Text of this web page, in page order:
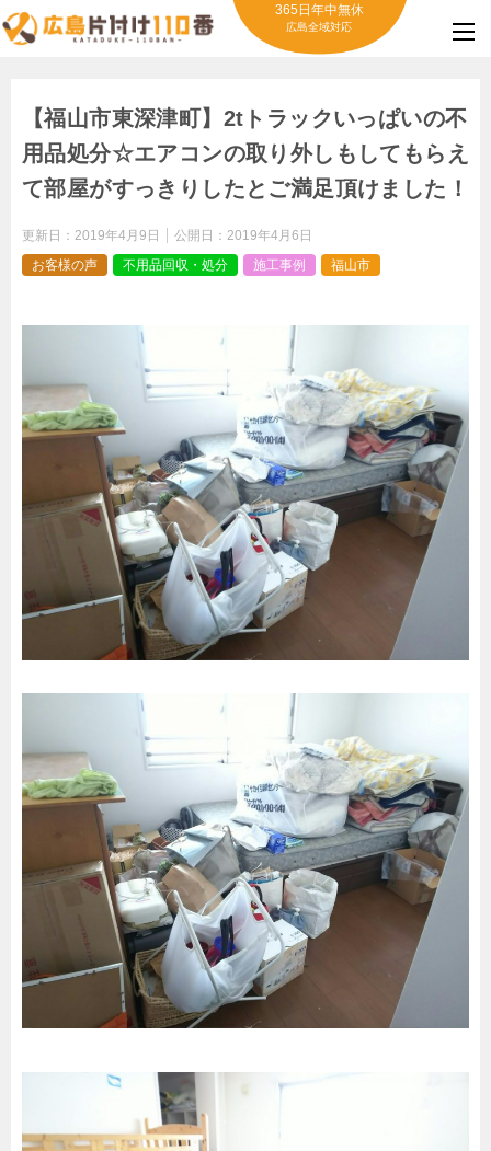
365日年中無休
広島全域対応
【福山市東深津町】2tトラックいっぱいの不
用品処分☆エアコンの取り外しもしてもらえ
て部屋がすっきりしたとご満足頂けました！
更新日： 2019年4月9日 公開日： 2019年4月6日
お客様の声
不用品回収・処分 施工事例 福山市